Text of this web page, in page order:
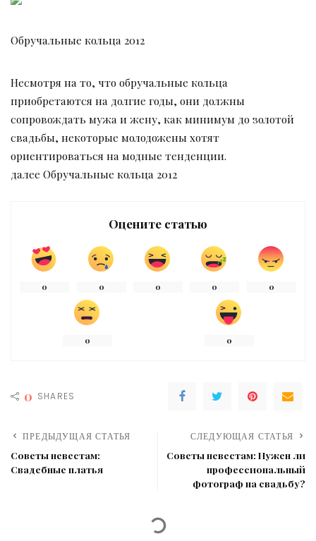
Обручальные кольца 2012
Несмотря на то, что обручальные кольца
приобретаются на долгие годы, они должны
сопровождать мужа и жену, как минимум до золотой
свадьбы, некоторые молодожены хотят
ориентироваться на модные тенденции.
далее Обручальные кольца 2012
Оцените статью
0 0 0 0 0
0 0
0 SHARES
ПРЕДЫДУЩАЯ СТАТЬЯ
Советы невестам:
Свадебные платья
СЛЕДУЮЩАЯ СТАТЬЯ
Советы невестам: Нужен ли
профессиональный
фотограф на свадьбу?